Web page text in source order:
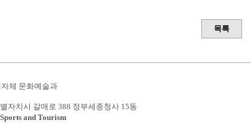
목록
체 문화예술과
자치시 갈매로 388 정부세종청사 15동
and Tourism